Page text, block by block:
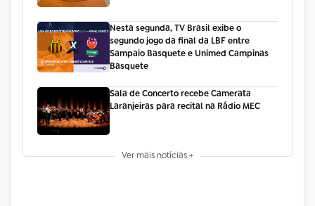
Nesta segunda, TV Brasil exibe o
segundo jogo da final da LBF entre
Sampaio Basquete e Unimed Campinas
Basquete
Sala de Concerto recebe Camerata
Laranjeiras para recital na Rádio MEC
Ver mais notícias +